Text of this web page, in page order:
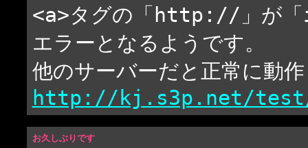
<a>タグの「http://」が
エラーとなるようです。
他のサーバーだと正常に動
http://kj.s3p.net/
お久しぶりです